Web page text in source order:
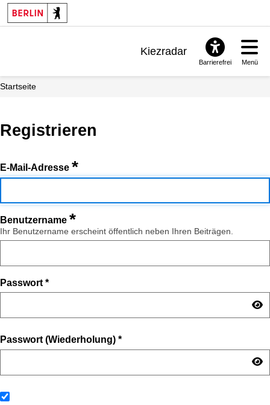
Kiezradar
Barrierefrei Menü
Startseite
Registrieren
E-Mail-Adresse *
Benutzername *
Ihr Benutzername erscheint öffentlich neben Ihren Beiträgen.
Passwort *
Passwort (Wiederholung) *